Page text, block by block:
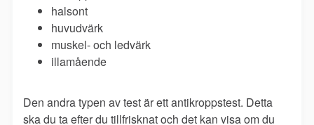
halsont
huvudvärk
muskel- och ledvärk
illamående
Den andra typen av test är ett antikroppstest. Detta
ska du ta efter du tillfrisknat och det kan visa om du